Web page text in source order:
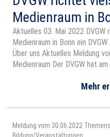
Medienraum in
Aktuelles 03. Mai 2022
Medienraum in Bonn ein
Über uns Aktuelles Meldung
Medienraum Der DVGW hat
Mehr
Meldung vom 30.06.2022